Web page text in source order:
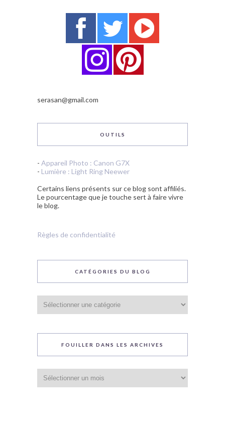
serasan@gmail.com
OUTILS
- Appareil Photo : Canon G7X
- Lumière : Light Ring Neewer
Certains liens présents sur ce blog sont affiliés.
Le pourcentage que je touche sert à faire vivre
le blog.
Règles de confidentialité
CATÉGORIES DU BLOG
du
blog
FOUILLER DANS LES ARCHIVES
dans
les